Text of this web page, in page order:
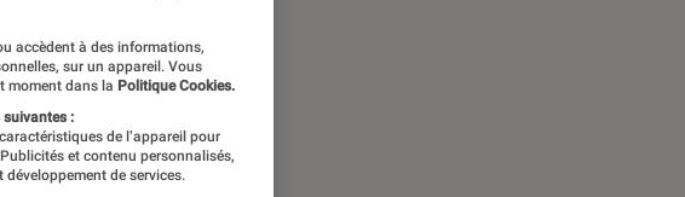
accèdent à des informations,
sur un appareil. Vous
moment dans la Politique Cookies.
:
de l’appareil pour
et contenu personnalisés,
de services.